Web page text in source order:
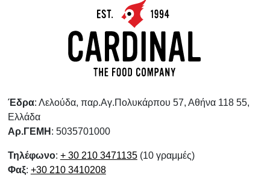
Έδρα: Λελούδα, παρ.Αγ.Πολυκάρπου 57, Αθήνα 118 55,
Ελλάδα
Αρ.ΓΕΜΗ : 5035701000
Τηλέφωνο: + 30 210 3471135(10 γραμμές)
Φαξ: +30 210 3410208